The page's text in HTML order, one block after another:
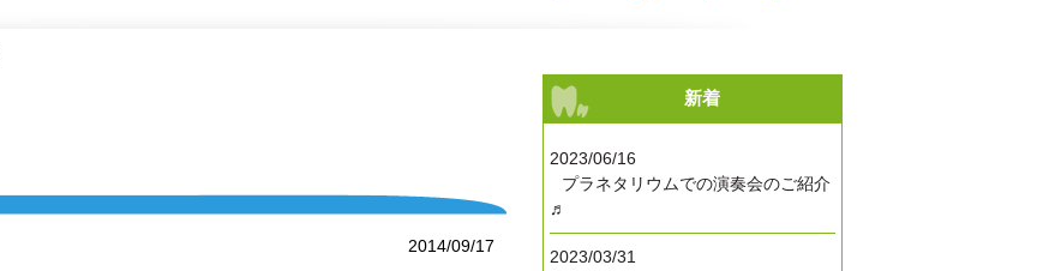
2014/09/17
新着
2023/06/16
プラネタリウムでの演奏会のご紹介
♬
2023/03/31